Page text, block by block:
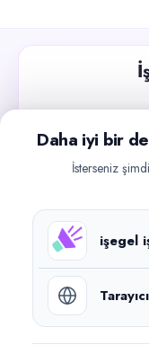
Güncel iş
©2026
işegel.net bir ilan
Daha iyi bir
İsterseniz
işegel